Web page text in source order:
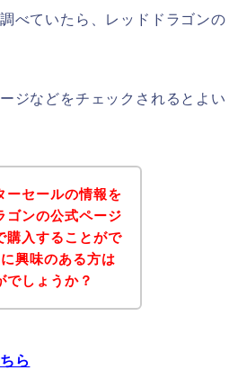
べていたら、レッドドラゴンの
ジなどをチェックされるとよい
ーセールの情報を
ゴンの公式ページ
購入することがで
興味のある方は
でしょうか？
ら